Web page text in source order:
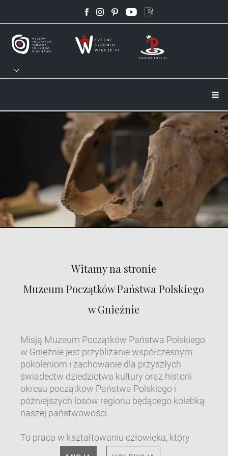
Witamy na stronie
Muzeum Początków Państwa Polskiego
w Gnieźnie
Misją Muzeum Początków Państwa Polskiego
w Gnieźnie jest przybliżanie współczesnym
pokoleniom i zachowanie dla przyszłych
świadectw dziedzictwa kultury oraz historii
okresu początków Państwa Polskiego i
późniejszych losów regionu będącego kolebką
naszej państwowości.
To praca w kształtowaniu człowieka, który
znając i szanując własną tożsamość,